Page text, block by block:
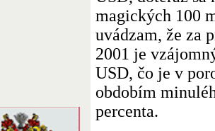
magických 100
uvádzam, že za
2001 je
USD, čo je v
obdobím
percenta.